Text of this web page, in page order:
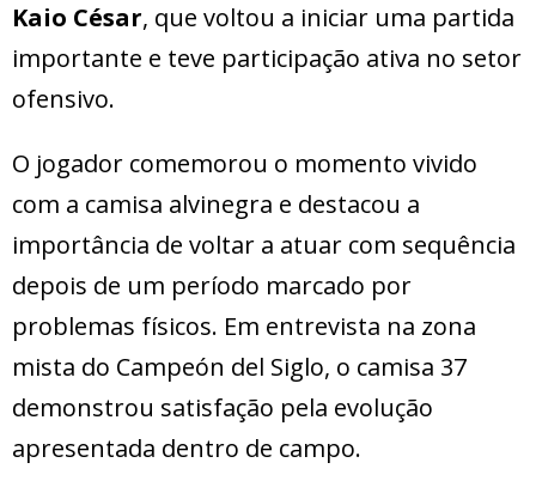
Kaio César, que voltou a iniciar uma partida
importante e teve participação ativa no setor
ofensivo.
O jogador comemorou o momento vivido
com a camisa alvinegra e destacou a
importância de voltar a atuar com sequência
depois de um período marcado por
problemas físicos. Em entrevista na zona
mista do Campeón del Siglo, o camisa 37
demonstrou satisfação pela evolução
apresentada dentro de campo.